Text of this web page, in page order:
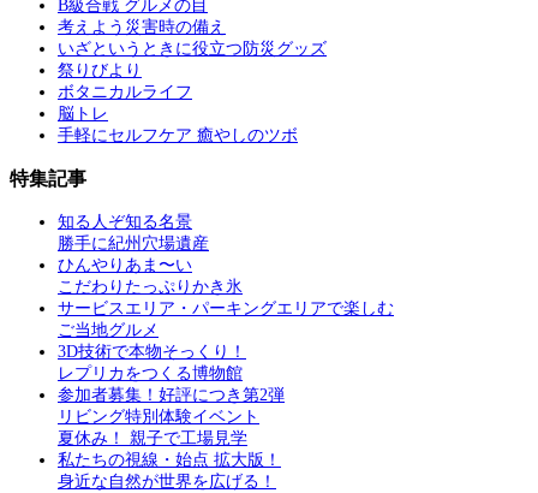
B級合戦 グルメの目
考えよう災害時の備え
いざというときに役立つ防災グッズ
祭りびより
ボタニカルライフ
脳トレ
手軽にセルフケア 癒やしのツボ
特集記事
知る人ぞ知る名景
勝手に紀州穴場遺産
ひんやりあま〜い
こだわりたっぷりかき氷
サービスエリア・パーキングエリアで楽しむ
ご当地グルメ
3D技術で本物そっくり！
レプリカをつくる博物館
参加者募集！好評につき第2弾
リビング特別体験イベント
夏休み！ 親子で工場見学
私たちの視線・始点 拡大版！
身近な自然が世界を広げる！